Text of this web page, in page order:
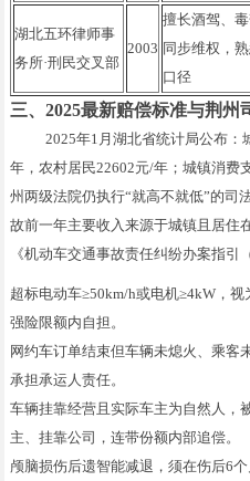
湖北五环律师事
务所·刑民交叉部
2003
擅长酒驾、
同步维权，
口径
三、2025最新赔偿标准与荆州
2025年1月湖北省统计局公布：
年，农村居民22602元/年；城镇消费
州两级法院仍执行“就高不就低”的司
故前一年主要收入来源于城镇且居住
《机动车交通事故责任纠纷办案指引
超标电动车≥50km/h或电机≥4kW，
强险限额内自担。
网约车订单结束但车辆未熄火、乘客
承担承运人责任。
车辆挂靠经营且实际车主为自然人，
主、挂靠公司，连带份额内部追偿。
颅脑损伤后遗智能减退，须在伤后6